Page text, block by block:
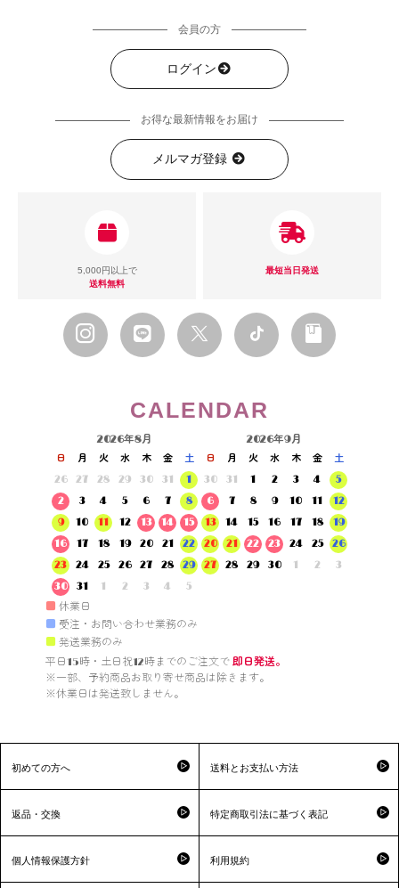
会員の方
ログイン
お得な最新情報をお届け
メルマガ登録
5,000円以上で
送料無料
最短当日発送
CALENDAR
2026年8月
日 月 火 水 木 金
土
26
27 28 29 30 31
1
2
3 4 5 6 7
8
9
10 11 12 13 14
15
16
17 18 19 20 21
22
23
24 25 26 27 28
29
30
31 1 2 3 4 5
2026年9月
日 月 火 水 木 金
土
30
31 1 2 3 4
5
6
7 8 9 10 11
12
13
14 15 16 17 18
19
20
21 22 23 24 25
26
27
28 29 30 1 2 3
■ 休業日
■ 受注・お問い合わせ業務のみ
■ 発送業務のみ
平日15時・土日祝12時までのご注文で 即日発送。
※一部、予約商品お取り寄せ商品は除きます。
※休業日は発送致しません。
初めての方へ 送料とお支払い方法
返品・交換 特定商取引法に基づく表記
個人情報保護方針 利用規約